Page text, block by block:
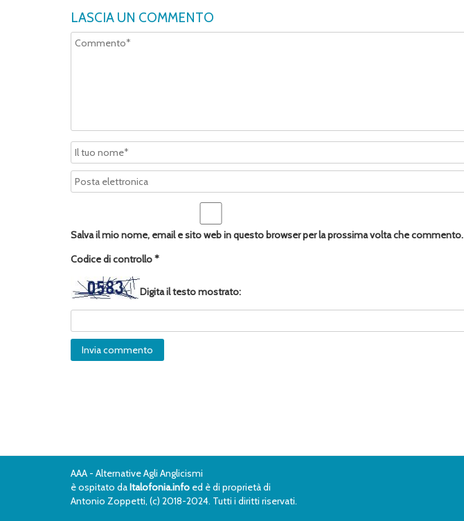
LASCIA UN COMMENTO
Salva il mio nome, email e sito web in questo browser per la prossima volta che commento.
Codice di controllo*
Digita il testo mostrato:
AAA - Alternative Agli Anglicismi
è ospitato daItalofonia.info ed è di proprietà di
Antonio Zoppetti, (c) 2018-2024. Tutti i diritti riservati.